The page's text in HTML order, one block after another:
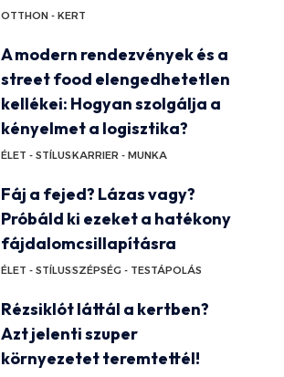
OTTHON - KERT
A modern rendezvények és a
street food elengedhetetlen
kellékei: Hogyan szolgálja a
kényelmet a logisztika?
ÉLET - STÍLUSKARRIER - MUNKA
Fáj a fejed? Lázas vagy?
Próbáld ki ezeket a hatékony
fájdalomcsillapításra
ÉLET - STÍLUSSZÉPSÉG - TESTÁPOLÁS
Rézsiklót láttál a kertben?
Azt jelenti szuper
környezetet teremtettél!